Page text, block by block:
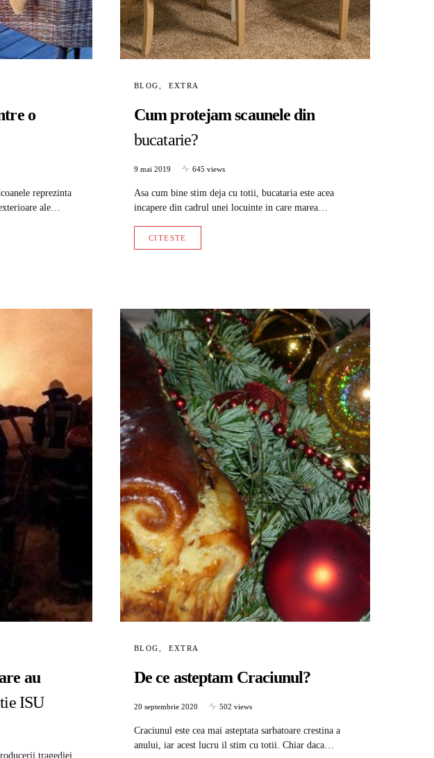
o
reprezinta
ale…
BLOG EXTRA
Cum protejam scaunele din
bucatarie?
9 mai 2019 645 views
Asa cum bine stim deja cu totii, bucataria este acea
incapere din cadrul unei locuinte in care marea…
CITESTE
au
ISU
tragediei
BLOG EXTRA
De ce asteptam Craciunul?
20 septembrie 2020 502 views
Craciunul este cea mai asteptata sarbatoare crestina a
anului, iar acest lucru il stim cu totii. Chiar daca…